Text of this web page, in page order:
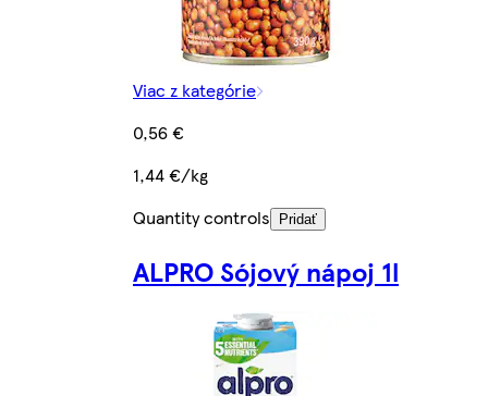
Viac z kategórie
0,56 €
1,44 €/kg
Quantity controls
Pridať
ALPRO Sójový nápoj 1l